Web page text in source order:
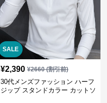
SALE
¥2,390 ¥2660(割引前)
30代メンズファッション ハーフ
ジップ スタンドカラー カットソ